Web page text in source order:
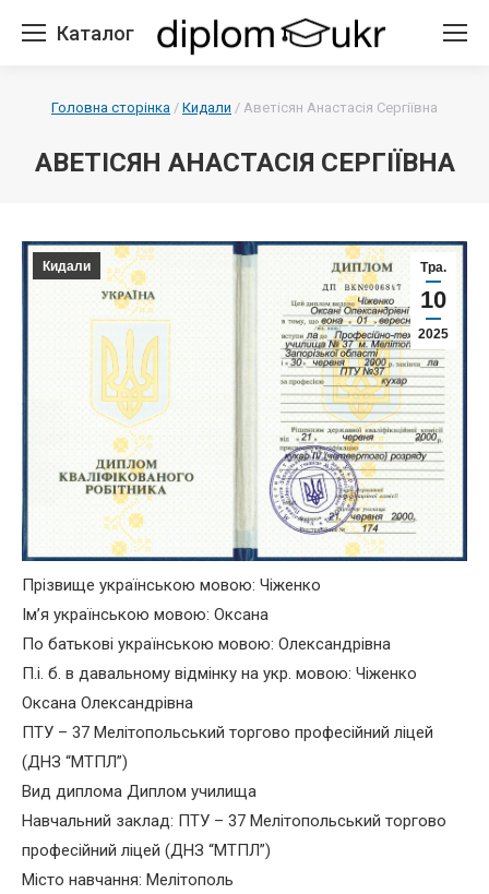
Каталог
Головна сторінка / Кидали / Аветісян Анастасія Сергіївна
АВЕТІСЯН АНАСТАСІЯ СЕРГІЇВНА
Тра.
10
2025
Кидали
Прізвище українською мовою: Чіженко
Ім’я українською мовою: Оксана
По батькові українською мовою: Олександрівна
П.і. б. в давальному відмінку на укр. мовою: Чіженко
Оксана Олександрівна
ПТУ – 37 Мелітопольський торгово професійний ліцей
(ДНЗ “МТПЛ”)
Вид диплома Диплом училища
Навчальний заклад: ПТУ – 37 Мелітопольський торгово
професійний ліцей (ДНЗ “МТПЛ”)
Місто навчання: Мелітополь